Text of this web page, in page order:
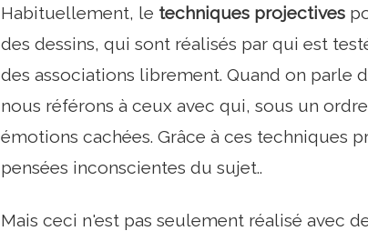
Habituellement, le techniques projectives
des dessins, qui sont réalisés par qui est
des associations librement. Quand on parle
nous référons à ceux avec qui, sous un
émotions cachées. Grâce à ces techniques
pensées inconscientes du sujet..
Mais ceci n'est pas seulement réalisé avec